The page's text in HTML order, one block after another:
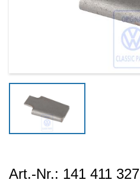
Art.-Nr.: 141 411 327